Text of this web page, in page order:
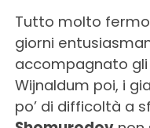
Tutto molto fermo
giorni
accompagnato gli
Wijnaldum poi, i
po’ di difficoltà a